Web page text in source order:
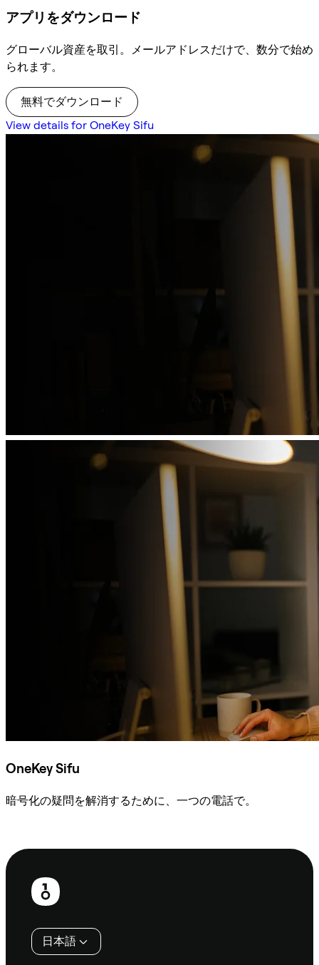
アプリをダウンロード
グローバル資産を取引。メールアドレスだけで、数分で始め
られます。
無料でダウンロード
View details for OneKey Sifu
OneKey Sifu
暗号化の疑問を解消するために、一つの電話で。
フ
日本語